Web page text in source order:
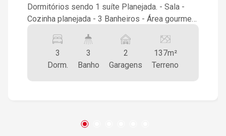
Dormitórios sendo 1 suíte Planejada. - Sala -
Cozinha planejada - 3 Banheiros - Área gourmet
garagens - Área de serviço - Nos fundos um
terreno de 137 m² escriturado, podendo fazer
mais uma casa ou uma linda área de lazer com
3
Dorm.
3
Banho
2
Garagens
137m²
Terreno